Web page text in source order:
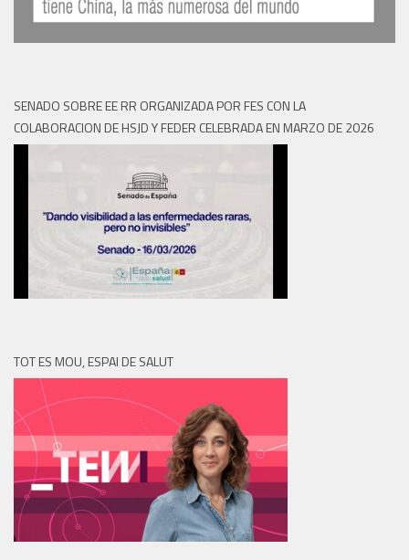
SENADO SOBRE EE RR ORGANIZADA POR FES CON LA
COLABORACION DE HSJD Y FEDER CELEBRADA EN MARZO DE 2026
TOT ES MOU, ESPAI DE SALUT